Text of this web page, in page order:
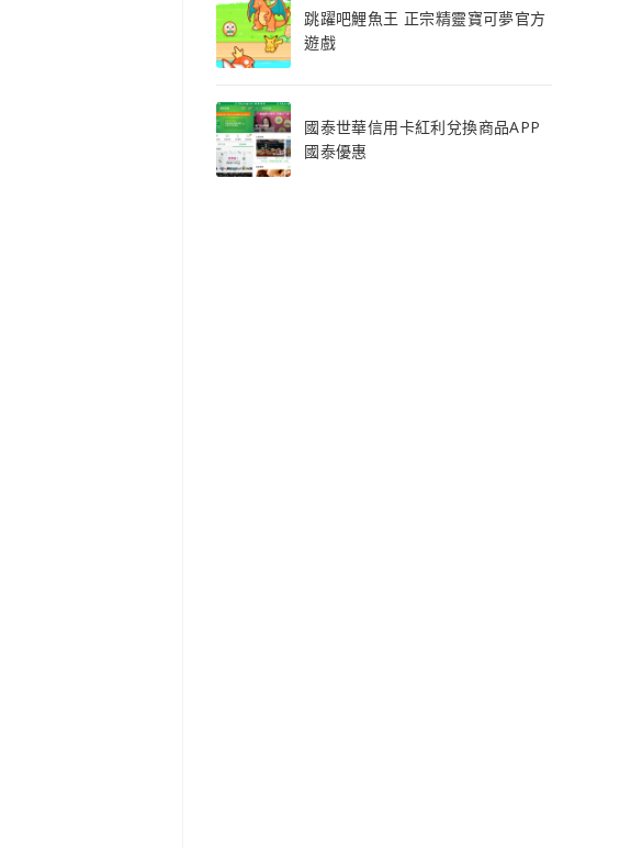
跳躍吧鯉魚王 正宗精靈寶可夢官方
遊戲
國泰世華信用卡紅利兌換商品APP
國泰優惠